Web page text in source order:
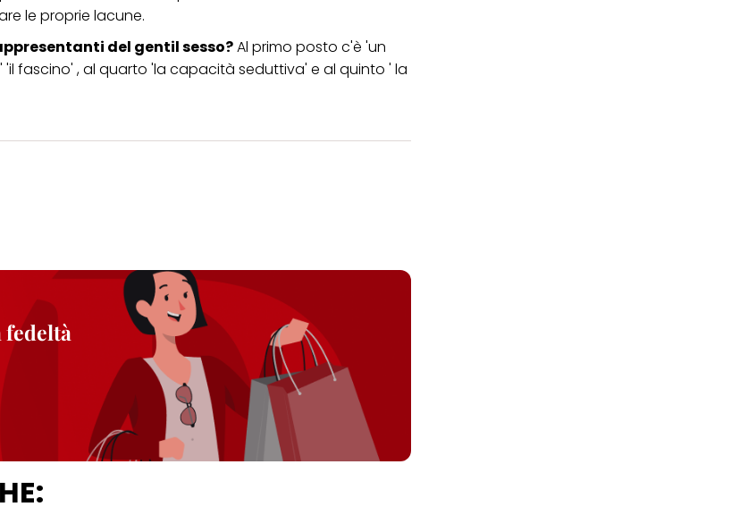
le proprie lacune.
del gentil sesso?Al primo posto c'è 'un
fascino' , al quarto 'la capacità seduttiva' e al quinto ' la
fedeltà